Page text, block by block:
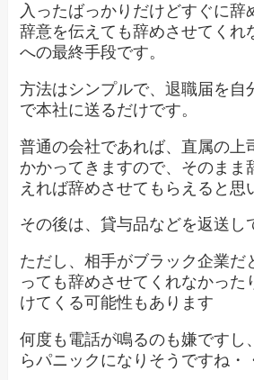
入ったばっかりだけどすぐに辞
辞意を伝えても辞めさせてくれ
への最終手段です。
方法はシンプルで、退職届を自
で本社に送るだけです。
普通の会社であれば、直属の上
かかってきますので、そのまま
えれば辞めさせてもらえると思
その後は、貸与品などを返送し
ただし、相手がブラック企業だ
っても辞めさせてくれなかった
けてくる可能性もあります
何度も電話が鳴るのも嫌ですし
らパニックになりそうですね・